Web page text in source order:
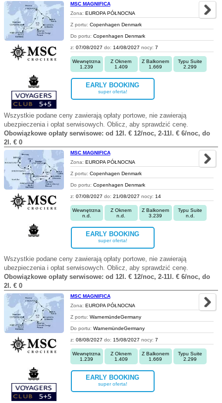
MSC MAGNIFICA
Zona: EUROPA PÓŁNOCNA
Z portu: Copenhagen Denmark
Do portu: Copenhagen Denmark
z: 07/08/2027 do: 14/08/2027 nocy: 7
Wewnętrzna
1.239
Z Oknem
1.409
Z Balkonem
1.669
Typu Suite
2.299
EARLY BOOKING
super oferta!
Wszystkie podane ceny zawierają opłaty portowe, nie zawierają
ubezpieczenia i opłat serwisowych. Oblicz, aby sprawdzić cenę.
Obowiązkowe opłaty serwisowe: od 12l. € 12/noc, 2-11l. € 6/noc, do
2l. € 0
MSC MAGNIFICA
Zona: EUROPA PÓŁNOCNA
Z portu: Copenhagen Denmark
Do portu: Copenhagen Denmark
z: 07/08/2027 do: 21/08/2027 nocy: 14
Wewnętrzna
n.d.
Z Oknem
n.d.
Z Balkonem
3.239
Typu Suite
n.d.
EARLY BOOKING
super oferta!
Wszystkie podane ceny zawierają opłaty portowe, nie zawierają
ubezpieczenia i opłat serwisowych. Oblicz, aby sprawdzić cenę.
Obowiązkowe opłaty serwisowe: od 12l. € 12/noc, 2-11l. € 6/noc, do
2l. € 0
MSC MAGNIFICA
Zona: EUROPA PÓŁNOCNA
Z portu: WarnemündeGermany
Do portu: WarnemündeGermany
z: 08/08/2027 do: 15/08/2027 nocy: 7
Wewnętrzna
1.239
Z Oknem
1.409
Z Balkonem
1.669
Typu Suite
2.299
EARLY BOOKING
super oferta!